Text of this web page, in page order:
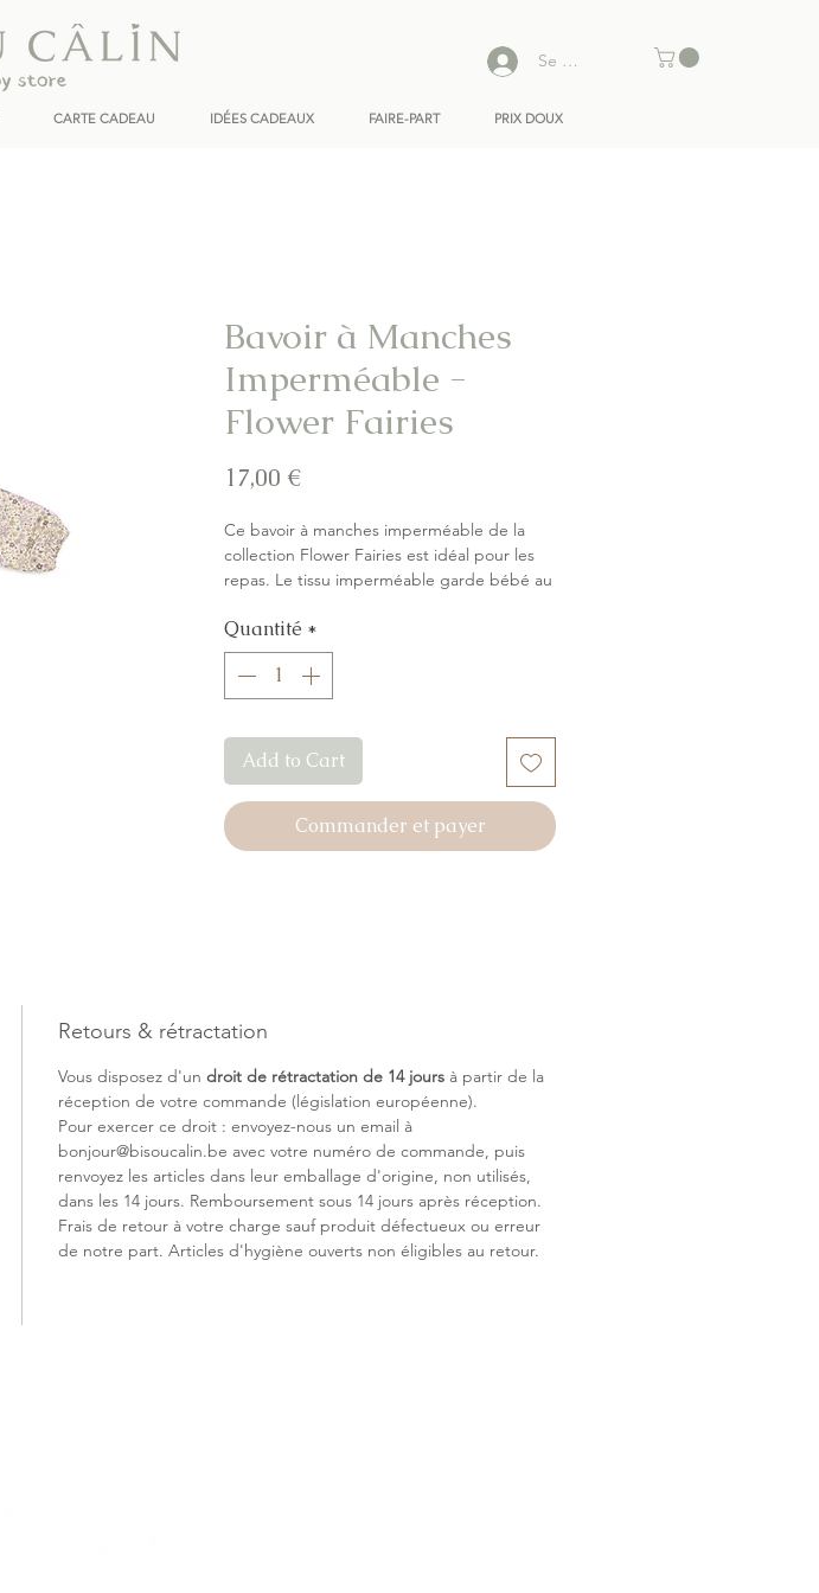
CARTE CADEAU IDÉES CADEAUX FAIRE-PART PRIX DOUX
Se connecter
Bavoir à Manches
Imperméable -
Flower Fairies
17,00 €Prix
Ce bavoir à manches imperméable de la
collection Flower Fairies est idéal pour les
repas. Le tissu imperméable garde bébé au
L’imprimé fleuri avec une touche magique le
rend adorable. Parfait pour chaque repas !
Quantité *
Add to Cart
Commander et payer
Retours & rétractation
Vous disposez d'un droit de rétractation de 14 jours à partir de la
réception de votre commande (législation européenne).
Pour exercer ce droit : envoyez-nous un email à
bonjour@bisoucalin.be avec votre numéro de commande, puis
renvoyez les articles dans leur emballage d'origine, non utilisés,
dans les 14 jours. Remboursement sous 14 jours après réception.
Frais de retour à votre charge sauf produit défectueux ou erreur
de notre part. Articles d'hygiène ouverts non éligibles au retour.